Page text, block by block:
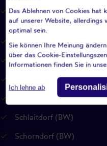
Plüderhausen (BW)
Remseck am Neckar (BW)
Renningen (BW)
Riederich (BW)
Rutesheim (BW)
Schlaitdorf (BW)
Schorndorf (BW)
Das Ablehnen von Cookies hat
auf unserer Website, allerdings
optimal sein.
Sie können Ihre Meinung
über das Cookie-
Informationen finden Sie in
Ich lehne ab